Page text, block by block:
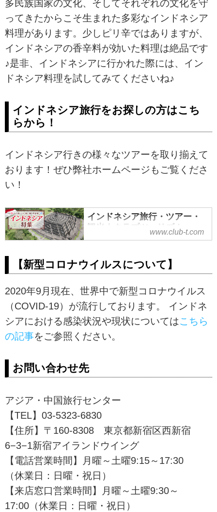
多民族国家の文化、そしてそれぞれの文化を守
ってきたからこそ生まれた多彩なインドネシア
料理があります。少しピリ辛ではありますが、
インドネシアの香辛料が効いた料理は絶品です
♪是非、インドネシアに行かれた際には、イン
ドネシア料理を試してみてくださいね♪
インドネシア旅行をお探しの方はこち
らから！
インドネシア行きの様々なツアーを取り揃えて
おります！ぜひ弊社ホームページもご覧くださ
い！
インドネシア旅行・ツアー・
観光｜クラブツーリズム
インドネシア旅行・ツアー・観光
せ！添乗員付きのツアーだから安
心で快適です。タナロット寺院、
ウブド、プランバナン寺院などの
ャワ島ツアーをご紹介。ツアーの
検索・ご予約も簡単。
www.club-t.com
【新型コロナウイルスについて】
2020年9月現在、世界中で新型コロナウイルス
（COVID-19）が流行しております。 インドネ
シアにおける感染状況や現状についてはこちら
の記事をご参照ください。
お問い合わせ先
アジア・中国旅行センター
【TEL】03-5323-6830
【住所】〒160-8308 東京都新宿区西新宿
6−3−1新宿アイランドウイング
【電話営業時間】月曜～土曜9:15～17:30
（休業日：日曜・祝日）
【来店窓口営業時間】月曜～土曜9:30～
17:00（休業日：日曜・祝日）